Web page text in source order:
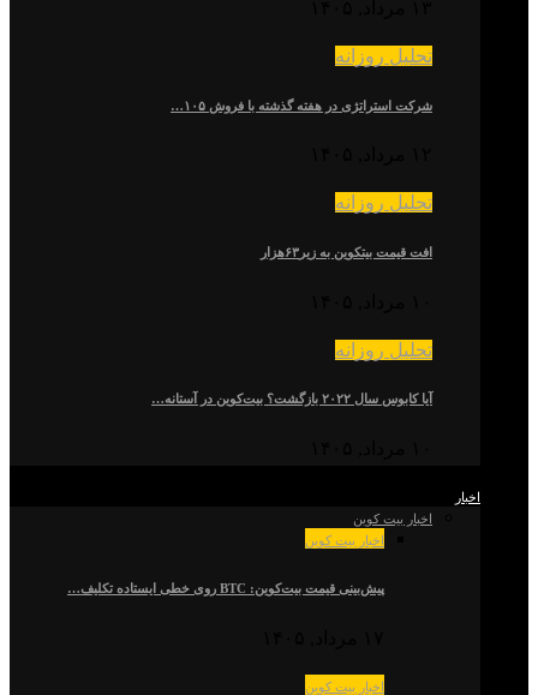
تحلیل روزانه
شرکت استراتژی در هفته گذشته با فروش ۱۰۵…
تحلیل روزانه
افت قیمت بیتکوین به زیر۶۳هزار
تحلیل روزانه
آیا کابوس سال ۲۰۲۲ بازگشت؟ بیت‌کوین در آستانه…
اخبار
اخبار بیت کوین
اخبار بیت کوین
پیش‌بینی قیمت بیت‌کوین: BTC روی خطی ایستاده تکلیف…
اخبار بیت کوین